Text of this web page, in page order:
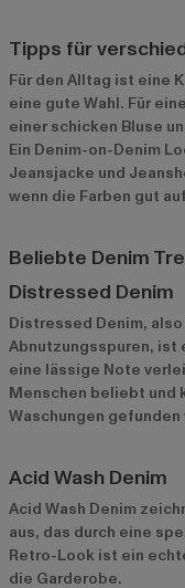
Tipps für
Für den Alltag ist eine
eine gute Wahl. Für
einer schicken Bluse
Ein Denim-on-Denim
Jeansjacke und
wenn die Farben gut
Beliebte Denim
Distressed Denim
Distressed Denim,
Abnutzungsspuren, ist
eine lässige Note
Menschen beliebt und
Waschungen gefunden
Acid Wash Denim
Acid Wash Denim
aus, das durch eine
Retro-Look ist ein
die Garderobe.